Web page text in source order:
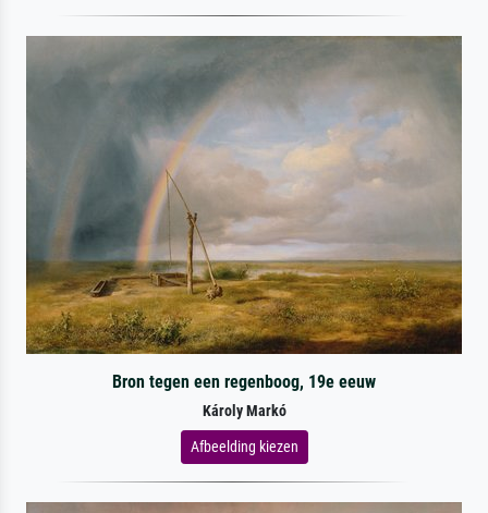
Bron tegen een regenboog, 19e eeuw
Károly Markó
Afbeelding kiezen